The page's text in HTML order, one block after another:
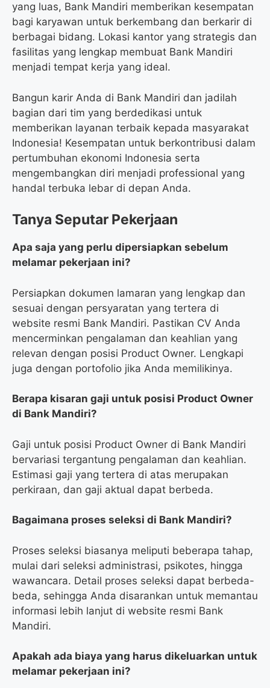
yang luas, Bank Mandiri memberikan kesempatan
bagi karyawan untuk berkembang dan berkarir di
berbagai bidang. Lokasi kantor yang strategis dan
fasilitas yang lengkap membuat Bank Mandiri
menjadi tempat kerja yang ideal.
Bangun karir Anda di Bank Mandiri dan jadilah
bagian dari tim yang berdedikasi untuk
memberikan layanan terbaik kepada masyarakat
Indonesia! Kesempatan untuk berkontribusi dalam
pertumbuhan ekonomi Indonesia serta
mengembangkan diri menjadi professional yang
handal terbuka lebar di depan Anda.
Tanya Seputar Pekerjaan
Apa saja yang perlu dipersiapkan sebelum
melamar pekerjaan ini?
Persiapkan dokumen lamaran yang lengkap dan
sesuai dengan persyaratan yang tertera di
website resmi Bank Mandiri. Pastikan CV Anda
mencerminkan pengalaman dan keahlian yang
relevan dengan posisi Product Owner. Lengkapi
juga dengan portofolio jika Anda memilikinya.
Berapa kisaran gaji untuk posisi Product Owner
di Bank Mandiri?
Gaji untuk posisi Product Owner di Bank Mandiri
bervariasi tergantung pengalaman dan keahlian.
Estimasi gaji yang tertera di atas merupakan
perkiraan, dan gaji aktual dapat berbeda.
Bagaimana proses seleksi di Bank Mandiri?
Proses seleksi biasanya meliputi beberapa tahap,
mulai dari seleksi administrasi, psikotes, hingga
wawancara. Detail proses seleksi dapat berbeda-
beda, sehingga Anda disarankan untuk memantau
informasi lebih lanjut di website resmi Bank
Mandiri.
Apakah ada biaya yang harus dikeluarkan untuk
melamar pekerjaan ini?